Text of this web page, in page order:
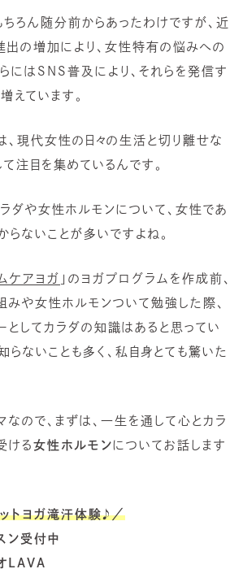
ろん随分前からあったわけですが、近
出の増加により、女性特有の悩みへの
にはSNS普及により、それらを発信す
えています。
、現代女性の日々の生活と切り離せな
注目を集めているんです。
ダや女性ホルモンについて、女性であ
らないことが多いですよね。
ケアヨガ 」のヨガプログラムを作成前、
や女性ホルモンついて勉強した際、
としてカラダの知識はあると思ってい
らないことも多く、私自身とても驚いた
ので、まずは、一生を通して心とカラ
ける 女性ホルモンについてお話します
トヨガ滝汗体験♪／
ン受付中
LAVA